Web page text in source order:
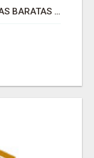
LENTILLAS SI: COMPRAR LENTILLAS BARATAS ONLINE